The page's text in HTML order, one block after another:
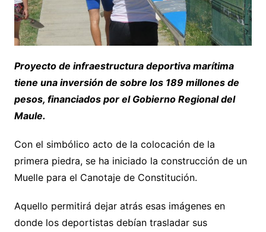
Proyecto de infraestructura deportiva marítima
tiene una inversión de sobre los 189 millones de
pesos, financiados por el Gobierno Regional del
Maule.
Con el simbólico acto de la colocación de la
primera piedra, se ha iniciado la construcción de un
Muelle para el Canotaje de Constitución.
Aquello permitirá dejar atrás esas imágenes en
donde los deportistas debían trasladar sus